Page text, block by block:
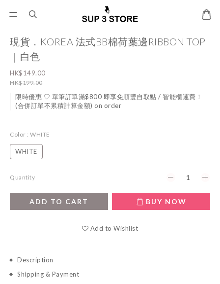
現貨．KOREA 法式BB棉荷葉邊RIBBON TOP
｜白色
HK$149.00
HK$199.00
限時優惠 ♡ 單筆訂單滿$800 即享免順豐自取點 / 智能櫃運費！
(合併訂單不累積計算金額) on order
Color : WHITE
WHITE
Quantity
ADD TO CART BUY NOW
Add to Wishlist
Description
Shipping & Payment